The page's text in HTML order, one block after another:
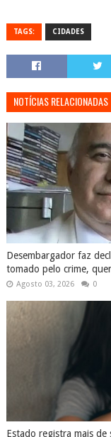
TAGS: CIDADES
NOTÍCIAS RELACIONADAS
Desembargador faz
tomado pelo crime,
Agosto 03, 2026 0
Estado registra mais